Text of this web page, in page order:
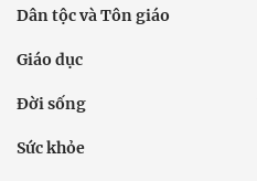
Dân tộc và Tôn giáo
Giáo dục
Đời sống
Sức khỏe